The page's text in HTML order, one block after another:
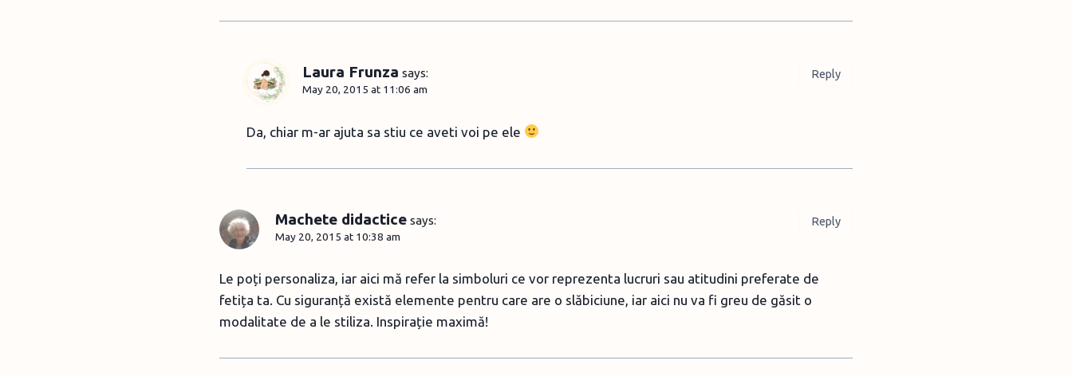
Laura Frunza says:
May 20, 2015 at 11:06 am
Da, chiar m-ar ajuta sa stiu ce aveti voi pe ele
Reply
Machete didactice says:
May 20, 2015 at 10:38 am
Le poți personaliza, iar aici mă refer la simboluri ce vor reprezenta lucruri sau atitudini preferate de
fetița ta. Cu siguranță există elemente pentru care are o slăbiciune, iar aici nu va fi greu de găsit o
modalitate de a le stiliza. Inspirație maximă!
Reply